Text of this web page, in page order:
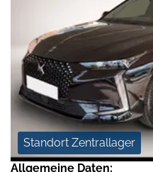
Standort Zentrallager
Allgemeine Daten: